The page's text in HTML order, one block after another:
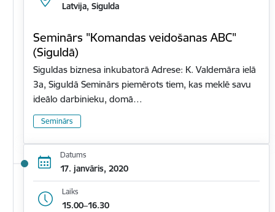
Latvija, Sigulda
Seminārs "Komandas veidošanas ABC"
(Siguldā)
Siguldas biznesa inkubatorā Adrese: K. Valdemāra ielā
3a, Siguldā Seminārs piemērots tiem, kas meklē savu
ideālo darbinieku, domā…
Seminārs
Datums
17. janvāris, 2020
Laiks
15.00–16.30